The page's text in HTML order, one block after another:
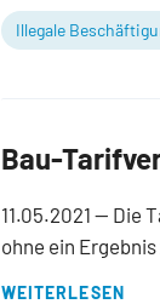
Illegale
Bau-
11.05.2021 — Die
ohne ein
WEITERLESEN